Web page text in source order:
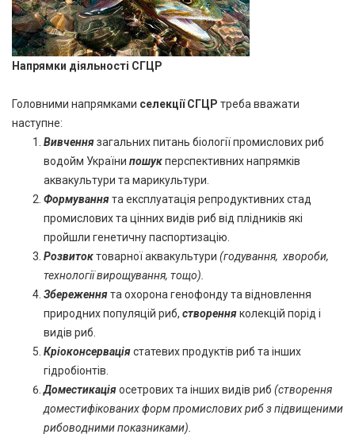
Напрямки діяльності СГЦР
Головними напрямками селекції СГЦР треба вважати
наступне:
Вивченнязагальних питань біології промислових риб
водойм України пошукперспективних напрямків
аквакультури та марикультури.
Формуваннята експлуатація репродуктивних стад
промислових та цінних видів риб від плідників які
пройшли генетичну паспортизацію.
Розвитоктоварної аквакультури (годування, хвороби,
технології вирощування, тощо).
Збереженнята охорона генофонду та відновлення
природних популяцій риб, створенняколекцій порід і
видів риб.
Кріоконсерваціястатевих продуктів риб та інших
гідробіонтів.
Доместикаціяосетрових та інших видів риб (створення
доместифікованих форм промислових риб з підвищеними
рибоводними показниками).